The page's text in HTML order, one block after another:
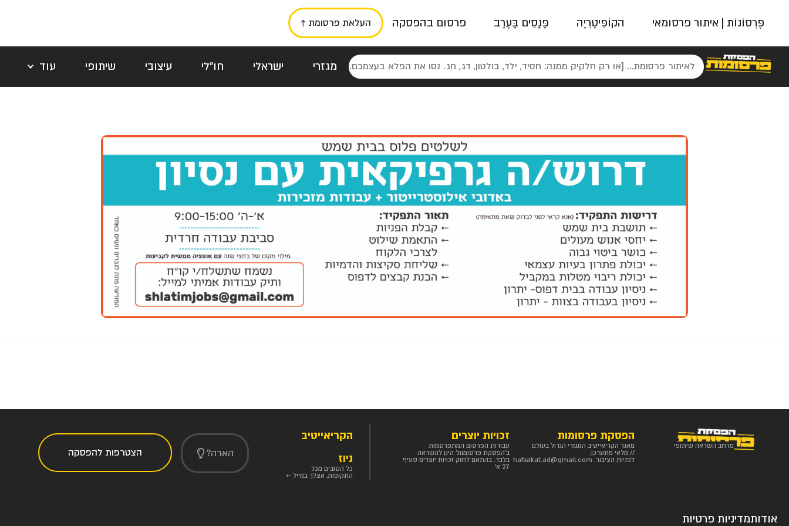
פֶּרְסוֹנוֹת | איתור פרסומאי הקוֹפִּיטֶרְיָה פָּנָסִים בָּעֶרֶב פרסום בהפסקה העלאת פרסומת ↑
מגזרי ישראלי חו"לי עיצובי שיתופי
עוד
פאשן
ניינטיז נוסטלגי כרזות טיפוגרפי
מרחב השראה שיתופי
הפסקת פרסומות
מאגר הקריאייטיב המגזרי הגדול בעולם
// מלאי מתעדכן.
לפניות הציבור: hafsakat.ad@gmail.com
זכויות יוצרים
עבודות הפרסום המתפרסמות
ב'הפסקת פרסומות' הינן להשראה
בלבד. בהתאם לחוק זכויות יוצרים סעיף
27 א'
הקריאייטיב
ניוז
כל הטובים מכל
התקופות, אצלך במייל ←
הארה? הצטרפות להפסקה
אודותמדיניות פרטיות